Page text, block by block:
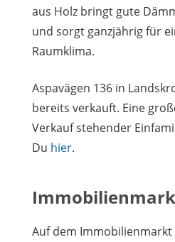
aus Holz bringt gute
und sorgt ganzjährig für
Raumklima.
Aspavägen 136 in
bereits verkauft. Eine
Verkauf stehender
Du hier.
Auf dem